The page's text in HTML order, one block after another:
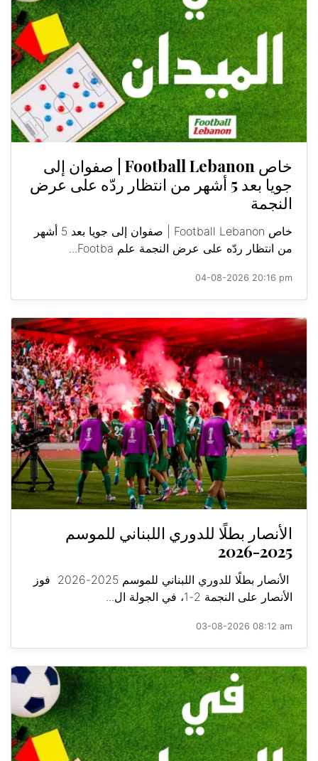
خاص Football Lebanon | صفوان إلى
جويا بعد 5 أشهر من انتظار ردّه على عرض
النجمة
خاص Football Lebanon | صفوان إلى جويا بعد 5 أشهر
من انتظار ردّه على عرض النجمة علم Footba...
04-08-2026 20:16 pm
الأنصار بطلًا للدوري اللبناني للموسم
2025-2026
الأنصار بطلًا للدوري اللبناني للموسم 2025-2026 فوز
الأنصار على النجمة 2-1، في الجولة ال...
03-08-2026 08:12 am